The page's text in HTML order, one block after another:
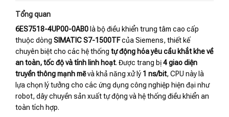
Tổng quan
6ES7518-4UP00-0AB0 là bộ điều khiển trung tâm cao cấp
thuộc dòng SIMATIC S7-1500TFcủa Siemens, thiết kế
chuyên biệt cho các hệ thống tự động hóa yêu cầu khắt khe về
an toàn, tốc độ và tính linh hoạt. Được trang bị4 giao diện
truyền thông mạnh mẽvà khả năng xử lý 1 ns/bit, CPU này là
lựa chọn lý tưởng cho các ứng dụng công nghiệp hiện đại như
robot, dây chuyền sản xuất tự động và hệ thống điều khiển an
toàn tích hợp.